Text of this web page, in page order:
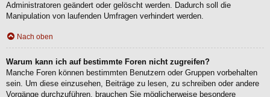
Administratoren geändert oder gelöscht werden. Dadurch soll die
Manipulation von laufenden Umfragen verhindert werden.
Nach oben
Warum kann ich auf bestimmte Foren nicht zugreifen?
Manche Foren können bestimmten Benutzern oder Gruppen vorbehalten
sein. Um diese einzusehen, Beiträge zu lesen, zu schreiben oder andere
Vorgänge durchzuführen, brauchen Sie möglicherweise besondere